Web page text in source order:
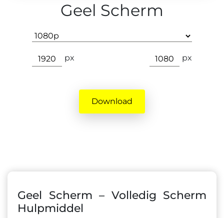
Geel Scherm
px px
Download
Geel Scherm – Volledig Scherm
Hulpmiddel